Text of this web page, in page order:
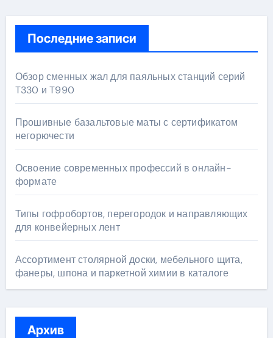
Последние записи
Обзор сменных жал для паяльных станций серий
T330 и T990
Прошивные базальтовые маты с сертификатом
негорючести
Освоение современных профессий в онлайн-
формате
Типы гофробортов, перегородок и направляющих
для конвейерных лент
Ассортимент столярной доски, мебельного щита,
фанеры, шпона и паркетной химии в каталоге
Архив